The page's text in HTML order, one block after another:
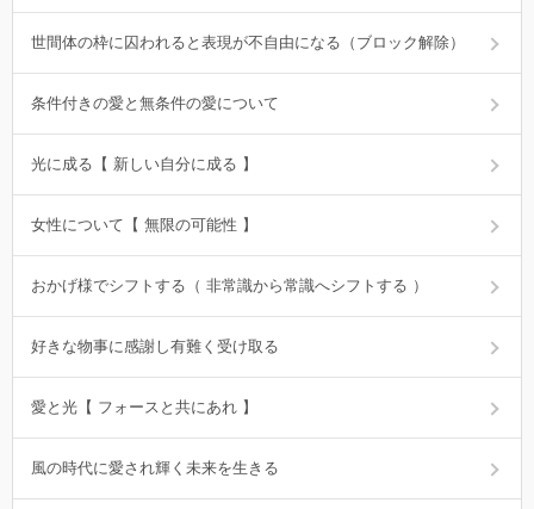
世間体の枠に囚われると表現が不自由になる（ブロック解除）
条件付きの愛と無条件の愛について
光に成る【 新しい自分に成る 】
女性について【 無限の可能性 】
おかげ様でシフトする（ 非常識から常識へシフトする ）
好きな物事に感謝し有難く受け取る
愛と光【 フォースと共にあれ 】
風の時代に愛され輝く未来を生きる